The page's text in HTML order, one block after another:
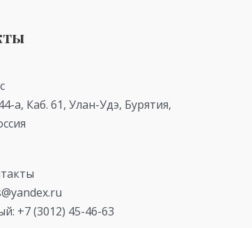
а, Каб. 61, Улан-Удэ, Бурятия,
+7 (3012) 45-46-63